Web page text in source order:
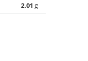
2.01 g